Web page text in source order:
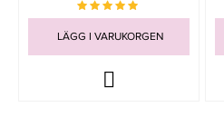
LÄGG I VARUKORGEN